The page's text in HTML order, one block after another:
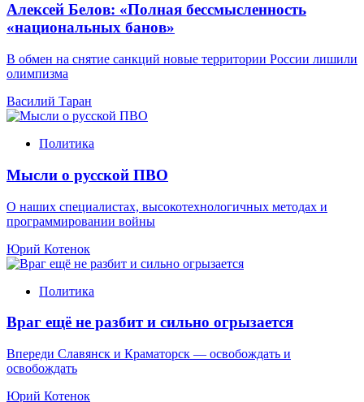
Алексей Белов: «Полная бессмысленность
«национальных банов»
В обмен на снятие санкций новые территории России лишили
олимпизма
Василий Таран
Политика
Мысли о русской ПВО
О наших специалистах, высокотехнологичных методах и
программировании войны
Юрий Котенок
Политика
Враг ещё не разбит и сильно огрызается
Впереди Славянск и Краматорск — освобождать и
освобождать
Юрий Котенок